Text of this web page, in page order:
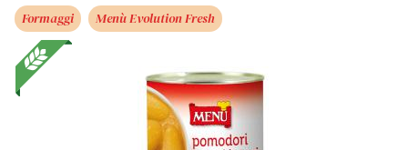
Formaggi
Menù Evolution Fresh